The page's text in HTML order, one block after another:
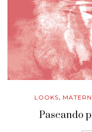
LOOKS,
Paseando